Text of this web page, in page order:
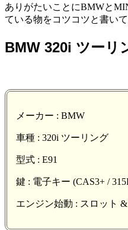
ありがたいことにBMWと
ている物をコツコツと書い
BMW 320i ツーリ
メーカー : BMW
車種 : 320i ツーリング
型式 : E91
鍵 : 電子キー (CAS3+ /
エンジン始動 : スロット &